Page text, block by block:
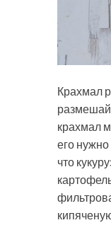
Крахмал
крахмал
его нужно
что